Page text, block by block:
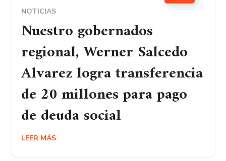
NOTICIAS
Nuestro gobernados
regional, Werner Salcedo
Alvarez logra transferencia
de 20 millones para pago
de deuda social
LEER MÁS